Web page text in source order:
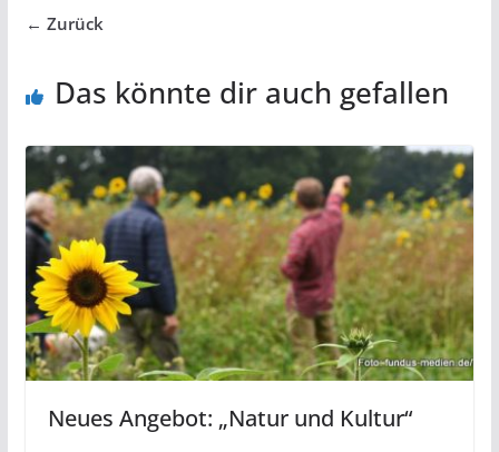
← Zurück
Das könnte dir auch gefallen
Neues Angebot: „Natur und Kultur“